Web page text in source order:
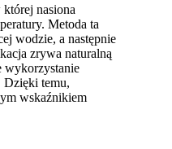
nasiona
Metoda ta
wodzie, a następnie
zrywa naturalną
wykorzystanie
Dzięki temu,
wskaźnikiem